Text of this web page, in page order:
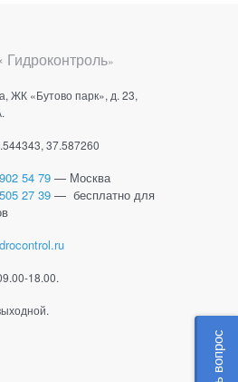
»
ЖК «Бутово парк», д. 23,
37.587260
54 79 — Москва
27 39 — бесплатно для
18.00.